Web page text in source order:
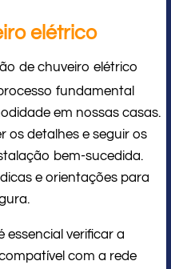
elétrico
de chuveiro elétrico
fundamental
em nossas casas.
os detalhes e seguir os
bem-sucedida.
e orientações para
essencial verificar a
com a rede